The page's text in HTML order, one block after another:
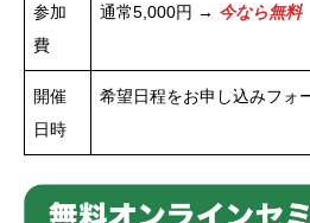
参加
費
通常5,000円 → 今なら無料
開催
日時
希望日程をお申し込みフォ